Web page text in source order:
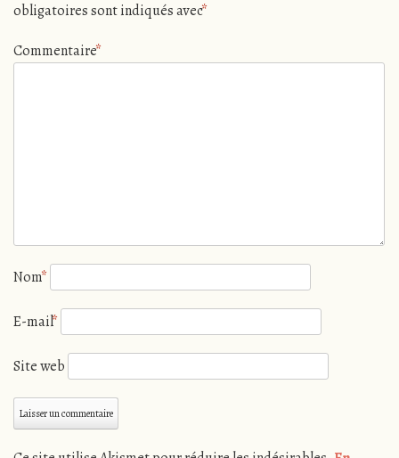
obligatoires sont indiqués avec*
Commentaire*
Nom*
E-mail*
Site web